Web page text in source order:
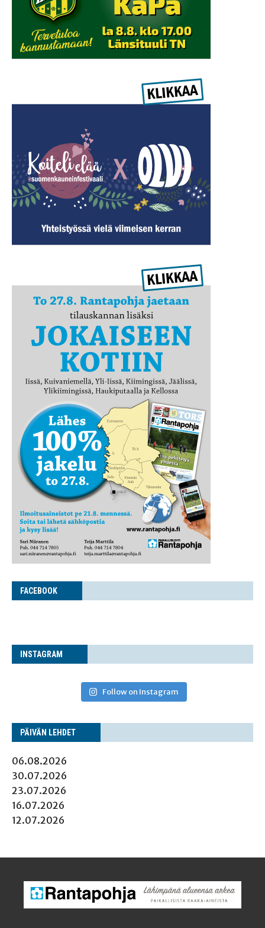
FACE­BOOK
INS­TA­GRAM
Follow on Instagram
PÄI­VÄN LEHDET
06.08.2026
30.07.2026
23.07.2026
16.07.2026
12.07.2026